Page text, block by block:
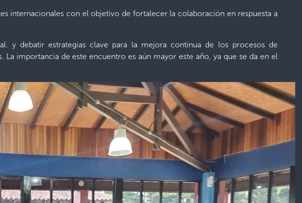
internacionales con el objetivo de fortalecer la colaboración en respuesta a
y debatir estrategias clave para la mejora continua de los procesos de
importancia de este encuentro es aún mayor este año, ya que se da en el